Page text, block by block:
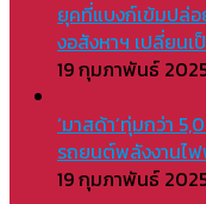
ยุคที่แบงก์เข้มปล่อ
งอสังหาฯ เปลี่ยนเ
19 กุมภาพันธ์
‘มาสด้า’ทุ่มกว่า
รถยนต์พลังงานไ
19 กุมภาพันธ์